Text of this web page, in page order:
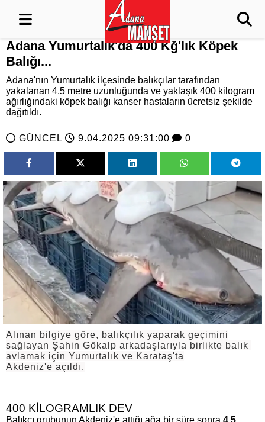
Adana Yumurtalık'da 400 Kğ'lık Köpek
Balığı...
Adana'nın Yumurtalık ilçesinde balıkçılar tarafından
yakalanan 4,5 metre uzunluğunda ve yaklaşık 400 kilogram
ağırlığındaki köpek balığı kanser hastaların ücretsiz şekilde
dağıtıldı.
GÜNCEL 9.04.2025 09:31:00 0
Alınan bilgiye göre, balıkçılık yaparak geçimini
sağlayan Şahin Gökalp arkadaşlarıyla birlikte balık ​
avlamak için Yumurtalık ve Karataş'ta
Akdeniz'e açıldı.
400 KİLOGRAMLIK DEV
Balıkçı grubunun Akdeniz'e attığı ağa bir süre sonra 4,5